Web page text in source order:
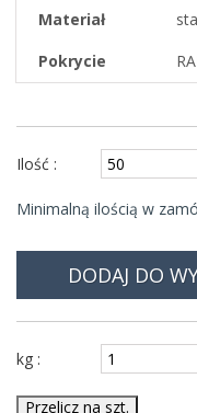
Materiał
Pokrycie
Ilość :
Minimalną ilością w
DODAJ DO
kg :
Przelicz na szt.